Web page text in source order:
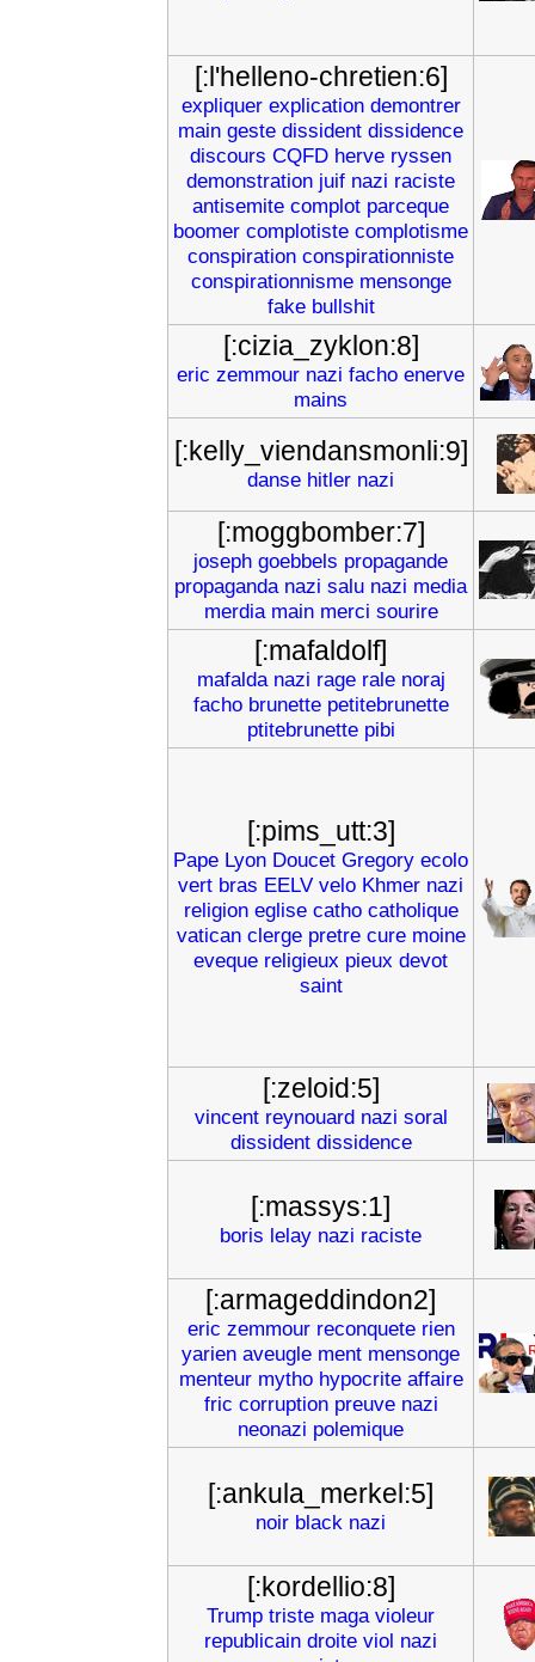
[:l'helleno-chretien:6]
expliquer explication demontrer
main geste dissident dissidence
discours CQFD herve ryssen
demonstration juif nazi raciste
antisemite complot parceque
boomer complotiste complotisme
conspiration conspirationniste
conspirationnisme mensonge
fake bullshit
[:cizia_zyklon:8]
eric zemmour nazi facho enerve
mains
[:kelly_viendansmonli:9]
danse hitler nazi
[:moggbomber:7]
joseph goebbels propagande
propaganda nazi salu nazi media
merdia main merci sourire
[:mafaldolf]
mafalda nazi rage rale noraj
facho brunette petitebrunette
ptitebrunette pibi
[:pims_utt:3]
Pape Lyon Doucet Gregory ecolo
vert bras EELV velo Khmer nazi
religion eglise catho catholique
vatican clerge pretre cure moine
eveque religieux pieux devot
saint
[:zeloid:5]
vincent reynouard nazi soral
dissident dissidence
[:massys:1]
boris lelay nazi raciste
[:armageddindon2]
eric zemmour reconquete rien
yarien aveugle ment mensonge
menteur mytho hypocrite affaire
fric corruption preuve nazi
neonazi polemique
[:ankula_merkel:5]
noir black nazi
[:kordellio:8]
Trump triste maga violeur
republicain droite viol nazi